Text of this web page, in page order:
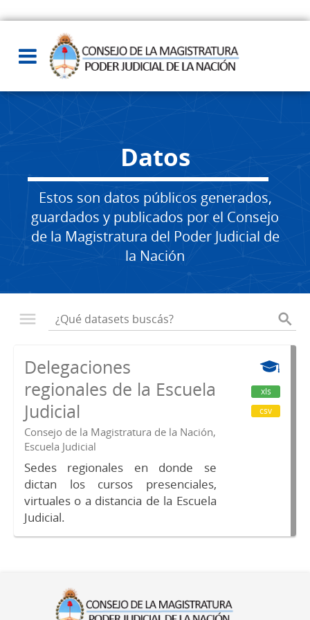
Datos
Estos son datos públicos generados,
guardados y publicados por el Consejo
de la Magistratura del Poder Judicial de
la Nación
Delegaciones
regionales de la Escuela
Judicial
Consejo de la Magistratura de la Nación,
Escuela Judicial
Sedes regionales en donde se
dictan los cursos presenciales,
virtuales o a distancia de la Escuela
Judicial.
xls
csv